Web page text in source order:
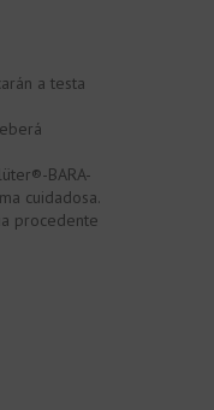
a testa
BARA-
cuidadosa.
procedente